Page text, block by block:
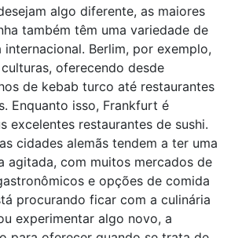
algo diferente, as maiores
também têm uma variedade de
Berlim, por exemplo,
oferecendo desde
de kebab turco até restaurantes
Enquanto isso, Frankfurt é
excelentes restaurantes de sushi.
cidades alemãs tendem a ter uma
agitada, com muitos mercados de
e opções de comida
procurando ficar com a culinária
experimentar algo novo, a